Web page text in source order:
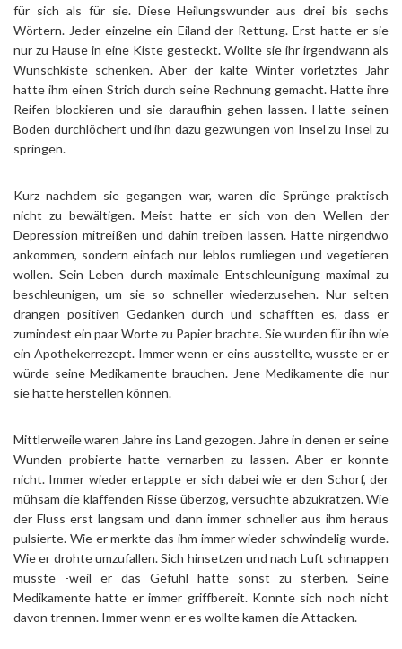
für sich als für sie. Diese Heilungswunder aus drei bis sechs
Wörtern. Jeder einzelne ein Eiland der Rettung. Erst hatte er sie
nur zu Hause in eine Kiste gesteckt. Wollte sie ihr irgendwann als
Wunschkiste schenken. Aber der kalte Winter vorletztes Jahr
hatte ihm einen Strich durch seine Rechnung gemacht. Hatte ihre
Reifen blockieren und sie daraufhin gehen lassen. Hatte seinen
Boden durchlöchert und ihn dazu gezwungen von Insel zu Insel zu
springen.
Kurz nachdem sie gegangen war, waren die Sprünge praktisch
nicht zu bewältigen. Meist hatte er sich von den Wellen der
Depression mitreißen und dahin treiben lassen. Hatte nirgendwo
ankommen, sondern einfach nur leblos rumliegen und vegetieren
wollen. Sein Leben durch maximale Entschleunigung maximal zu
beschleunigen, um sie so schneller wiederzusehen. Nur selten
drangen positiven Gedanken durch und schafften es, dass er
zumindest ein paar Worte zu Papier brachte. Sie wurden für ihn wie
ein Apothekerrezept. Immer wenn er eins ausstellte, wusste er er
würde seine Medikamente brauchen. Jene Medikamente die nur
sie hatte herstellen können.
Mittlerweile waren Jahre ins Land gezogen. Jahre in denen er seine
Wunden probierte hatte vernarben zu lassen. Aber er konnte
nicht. Immer wieder ertappte er sich dabei wie er den Schorf, der
mühsam die klaffenden Risse überzog, versuchte abzukratzen. Wie
der Fluss erst langsam und dann immer schneller aus ihm heraus
pulsierte. Wie er merkte das ihm immer wieder schwindelig wurde.
Wie er drohte umzufallen. Sich hinsetzen und nach Luft schnappen
musste -weil er das Gefühl hatte sonst zu sterben. Seine
Medikamente hatte er immer griffbereit. Konnte sich noch nicht
davon trennen. Immer wenn er es wollte kamen die Attacken.